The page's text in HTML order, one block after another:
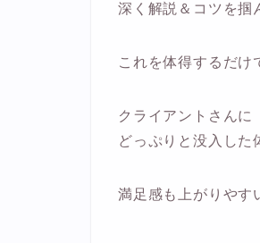
深く解説＆コツを掴
これを体得するだけ
クライアントさんに
どっぷりと没入した
満足感も上がりやす